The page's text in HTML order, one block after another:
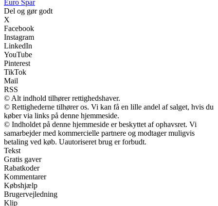
Euro Spar
Del og gør godt
X
Facebook
Instagram
LinkedIn
YouTube
Pinterest
TikTok
Mail
RSS
© Alt indhold tilhører rettighedshaver.
© Rettighederne tilhører os. Vi kan få en lille andel af salget, hvis du
køber via links på denne hjemmeside.
© Indholdet på denne hjemmeside er beskyttet af ophavsret. Vi
samarbejder med kommercielle partnere og modtager muligvis
betaling ved køb. Uautoriseret brug er forbudt.
Tekst
Gratis gaver
Rabatkoder
Kommentarer
Købshjælp
Brugervejledning
Klip